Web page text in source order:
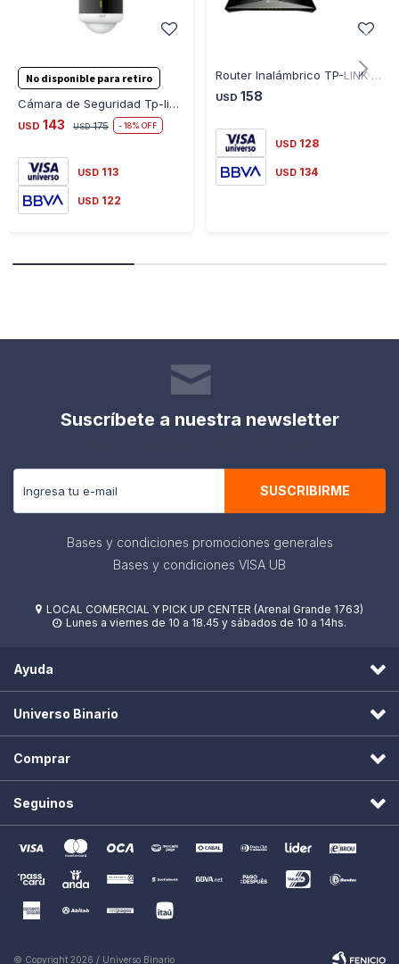
No disponible para retiro
Cámara de Seguridad Tp-link Tapo C720 Exterior Visión Nocturna 2K Reflector
USD 143 USD 175 18
USD 113
USD 122
Router Inalámbrico TP-LINK Archer AX53HP - AX3000, WiFi 6
USD 158
USD 128
USD 134
Suscríbete a nuestra newsletter
SUSCRIBIRME
Bases y condiciones promociones generales
Bases y condiciones VISA UB
 LOCAL COMERCIAL Y PICK UP CENTER (Arenal Grande 1763)
 Lunes a viernes de 10 a 18.45 y sábados de 10 a 14hs.
Ayuda
Universo Binario
Comprar
Seguinos
© Copyright 2026 / Universo Binario